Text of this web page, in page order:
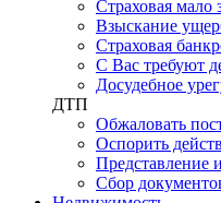
Страховая мало
Взыскание
Страховая
С Вас требуют
Досудебное
ДТП
Обжаловать
Оспорить
Представление
Сбор